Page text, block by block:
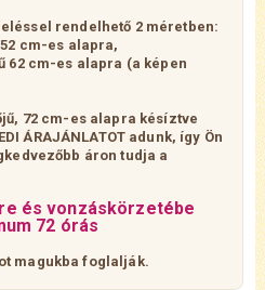
rendelhető 2 méretben:
cm-es alapra,
62 cm-es alapra (a képen
72 cm-es alapra késíztve
ÁRAJÁNLATOT adunk, így Ön
áron tudja a
és vonzáskörzetébe
72 órás
magukba foglalják.